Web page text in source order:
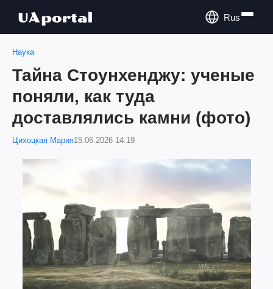
Rus
Наука
Тайна Стоунхенджу: ученые
поняли, как туда
доставлялись камни (фото)
Цихоцкая Мария15.06.2026 14:19